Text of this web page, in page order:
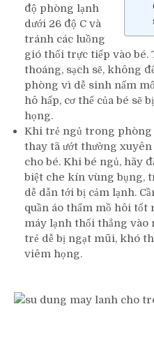
độ phòng lạnh
dưới 26 độ C và
tránh các luồng
gió thổi trực tiếp vào
thoáng, sạch sẽ, không
phòng vì dễ sinh nấm
hô hấp, cơ thể của bé sẽ
họng.
Khi trẻ ngủ trong phòng
thay tã ướt thường
cho bé. Khi bé ngủ, hãy
biệt che kín vùng bụng,
dễ dẫn tới bị cảm lạnh.
quần áo thấm mồ hôi tốt
máy lạnh thổi thẳng vào
trẻ dễ bị ngạt mũi, khó
viêm họng.